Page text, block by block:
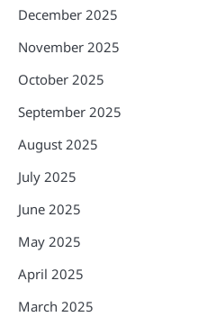
December 2025
November 2025
October 2025
September 2025
August 2025
July 2025
June 2025
May 2025
April 2025
March 2025